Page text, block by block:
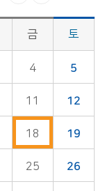
금 토
4 5
11 12
18 19
25 26